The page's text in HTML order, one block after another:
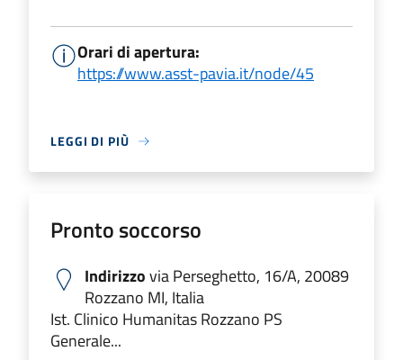
Orari di apertura:
https://www.asst-pavia.it/node/45
LEGGI DI PIÙ
Pronto soccorso
Indirizzovia Perseghetto, 16/A, 20089
Rozzano MI, Italia
Ist. Clinico Humanitas Rozzano PS
Generale...